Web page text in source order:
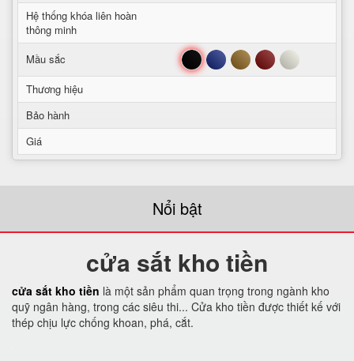
Hệ thống khóa liên hoàn
thông minh
Mầu sắc
Đen Xanh Nâu Đỏ Trắng
Thương hiệu
Bảo hành
Giá
Nổi bật
cửa sắt kho tiền
cửa sắt kho tiền là một sản phẩm quan trọng trong ngành kho
quỹ ngân hàng, trong các siêu thi... Cửa kho tiền được thiết kế với
thép chịu lực chống khoan, phá, cắt.